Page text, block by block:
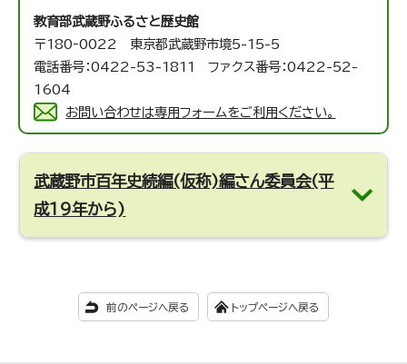
教育部武蔵野ふるさと歴史館
〒180‐0022 東京都武蔵野市境5-15-5
電話番号：0422-53-1811 ファクス番号：0422-52-
1604
お問い合わせは専用フォームをご利用ください。
武蔵野市百年史続編(仮称)編さん委員会(平
成19年から)
前のページへ戻る トップページへ戻る